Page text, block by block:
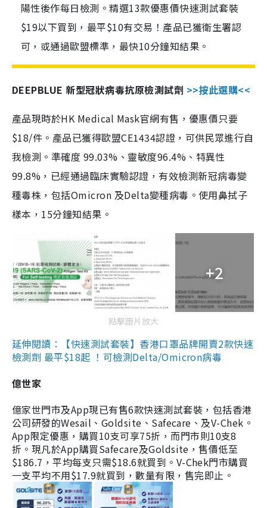
陽性後作每日檢測。精選13款優惠價快速測試套裝
$19以下買到，最平$10有交易！產品已獲衛生署認
可，或通過歐盟標準，最快10分鐘知結果。
DEEPBLUE 新型冠狀病毒抗原檢測試劑 >>按此選購<<
產品現時於HK Medical Mask官網有售，優惠價只要
$18/件。產品已獲得歐盟CE1434認證，可供民眾進行自
我檢測。準確度 99.03%、靈敏度96.4%、特異性
99.8%，已經通過臨床實驗認證，有效檢測新冠病毒變
種毒株，包括Omicron 及Delta變種病毒。使用鼻拭子
樣本，15分鐘知結果。
+2
點擊圖片放大
延伸閱讀：【快速測試套裝】香港口罩品牌開賣2款快速
檢測劑 最平$18起 ！可檢測Delta/Omicron病毒
億世家
億家世門市及App現已有售6款快速測試套裝，包括香港
公司研發的Wesail、Goldsite、Safecare、及V-Chek。
App限定優惠，購買10支可享75折，而門市則10支8
折。現凡於App購買Safecare及Goldsite，售價低至
$186.7，平均每支只需$18.6就買到。V-Chek門市購買
一支平均不用$17.9就買到，數量有限，售完即止。